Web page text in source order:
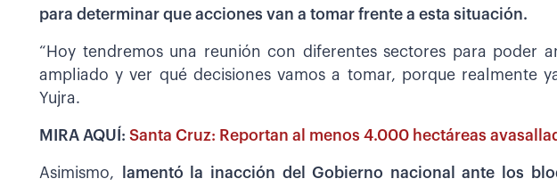
para determinar que acciones van a tomar frente a esta situación.
“Hoy tendremos una reunión con diferentes sectores para poder
ampliado y ver qué decisiones vamos a tomar, porque realmente
Yujra.
MIRA AQUÍ: Santa Cruz: Reportan al menos 4.000 hectáreas
Asimismo,
lamentó la inacción del Gobierno nacional ante los